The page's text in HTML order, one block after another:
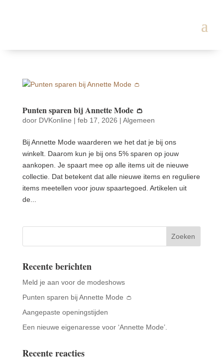
Punten sparen bij Annette Mode 👛
door DVKonline | feb 17, 2026 | Algemeen
Bij Annette Mode waarderen we het dat je bij ons
winkelt. Daarom kun je bij ons 5% sparen op jouw
aankopen. Je spaart mee op alle items uit de nieuwe
collectie. Dat betekent dat alle nieuwe items en reguliere
items meetellen voor jouw spaartegoed. Artikelen uit
de...
Recente berichten
Meld je aan voor de modeshows
Punten sparen bij Annette Mode 👛
Aangepaste openingstijden
Een nieuwe eigenaresse voor ‘Annette Mode’.
Recente reacties